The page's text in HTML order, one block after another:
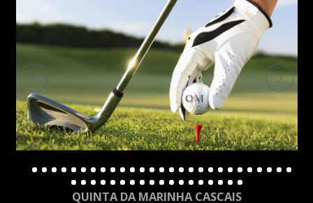
QUINTA DA MARINHA CASCAIS